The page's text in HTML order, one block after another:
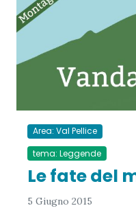
Area: Val Pellice
tema: Leggende
Le fate del
5 Giugno 2015